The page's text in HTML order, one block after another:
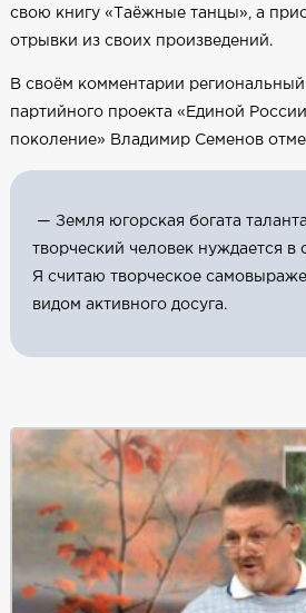
свою книгу «Таёжные танцы», а
отрывки из своих произведений.
В своём комментарии
партийного проекта «Единой
поколение» Владимир Семенов
— Земля югорская богата
творческий человек нуждается
Я считаю творческое
видом активного досуга.